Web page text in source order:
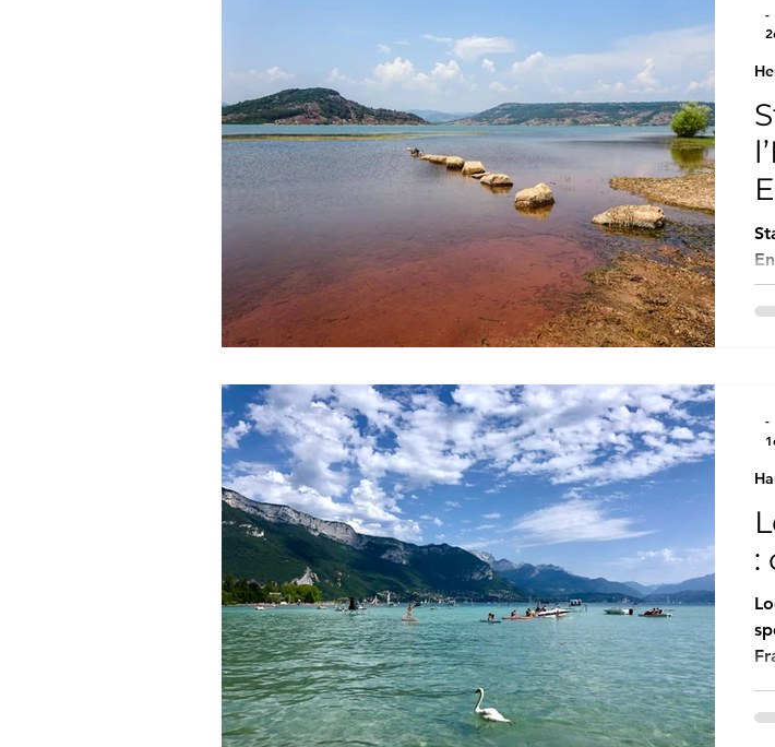
GIRONDE Santé-Bien-être Pros de Location de
Guides - Accompagnateurs International SUISSE
Reparation / Service
et
-
:
-